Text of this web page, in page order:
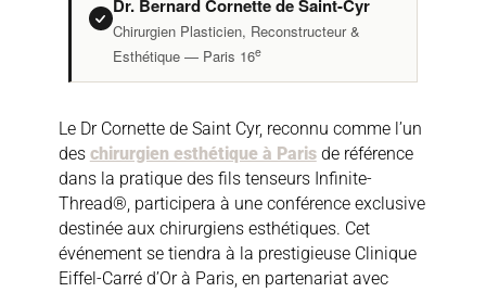
Dr. Bernard Cornette de Saint-Cyr
Chirurgien Plasticien, Reconstructeur &
Esthétique — Paris 16e
Le Dr Cornette de Saint Cyr, reconnu comme l’un
des chirurgien esthétique à Parisde référence
dans la pratique des fils tenseurs Infinite-
Thread®, participera à une conférence exclusive
destinée aux chirurgiens esthétiques. Cet
événement se tiendra à la prestigieuse Clinique
Eiffel-Carré d’Or à Paris, en partenariat avec